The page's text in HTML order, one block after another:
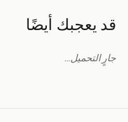
قد يعجبك أيضًا
جارٍ التحميل…